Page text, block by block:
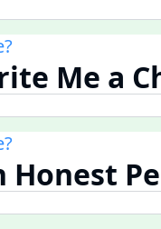
Me a
Honest